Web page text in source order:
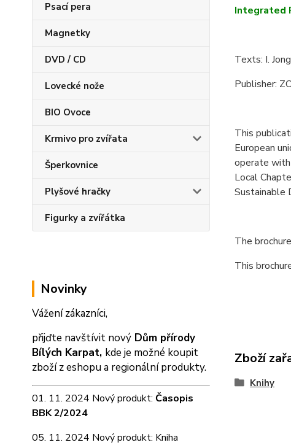
Psací pera
Magnetky
DVD / CD
Lovecké nože
BIO Ovoce
Krmivo pro zvířata
Šperkovnice
Plyšové hračky
Figurky a zvířátka
Novinky
Vážení zákazníci,
přijďte navštívit nový Dům přírody
Bílých Karpat, kde je možné koupit
zboží z eshopu a regionální produkty.
01. 11. 2024 Nový produkt: Časopis
BBK 2/2024
05. 11. 2024 Nový produkt: Kniha
Integrated
Texts: I.
Publisher:
This
European
operate with
Local
Sustainable
The
This
Zboží
Knihy